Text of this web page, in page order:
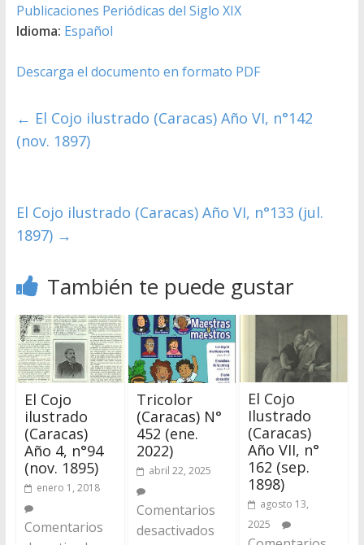
Publicaciones Periódicas del Siglo XIX
Idioma: Español
Descarga el documento en formato PDF
← El Cojo ilustrado (Caracas) Año VI, n°142
(nov. 1897)
El Cojo ilustrado (Caracas) Año VI, n°133 (jul.
1897) →
También te puede gustar
El Cojo
ilustrado
(Caracas)
Año 4, n°94
(nov. 1895)
enero 1, 2018
Comentarios
Tricolor
(Caracas) N°
452 (ene.
2022)
abril 22, 2025
Comentarios
desactivados
El Cojo
Ilustrado
(Caracas)
Año VII, n°
162 (sep.
1898)
agosto 13,
2025